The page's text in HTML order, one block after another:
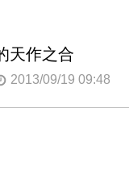
天作之合
2013/09/19 09:48